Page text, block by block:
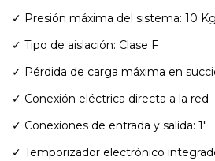
✓ Presión máxima del sistema: 10
✓ Tipo de aislación: Clase F
✓ Pérdida de carga máxima en
✓ Conexión eléctrica directa a la red
✓ Conexiones de entrada y salida: 1"
✓ Temporizador electrónico